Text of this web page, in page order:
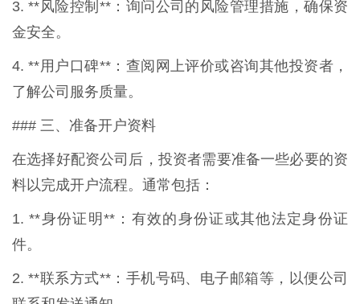
3. **风险控制**：询问公司的风险管理措施，确保资
金安全。
4. **用户口碑**：查阅网上评价或咨询其他投资者，
了解公司服务质量。
### 三、准备开户资料
在选择好配资公司后，投资者需要准备一些必要的资
料以完成开户流程。通常包括：
1. **身份证明**：有效的身份证或其他法定身份证
件。
2. **联系方式**：手机号码、电子邮箱等，以便公司